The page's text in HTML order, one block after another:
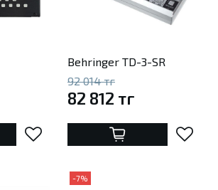
Behringer TD-3-SR
92 014 тг
82 812 тг
-7%